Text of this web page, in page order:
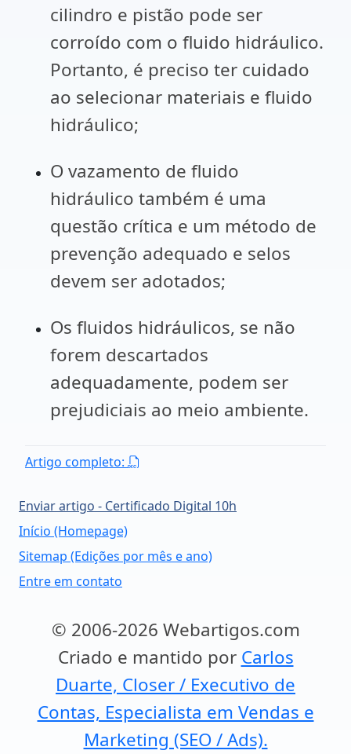
cilindro e pistão pode ser
corroído com o fluido hidráulico.
Portanto, é preciso ter cuidado
ao selecionar materiais e fluido
hidráulico;
O vazamento de fluido
hidráulico também é uma
questão crítica e um método de
prevenção adequado e selos
devem ser adotados;
Os fluidos hidráulicos, se não
forem descartados
adequadamente, podem ser
prejudiciais ao meio ambiente.
Artigo completo:
Enviar artigo - Certificado Digital 10h
Início (Homepage)
Sitemap (Edições por mês e ano)
Entre em contato
© 2006-2026 Webartigos.com
Criado e mantido por Carlos
Duarte, Closer / Executivo de
Contas, Especialista em Vendas e
Marketing (SEO / Ads).